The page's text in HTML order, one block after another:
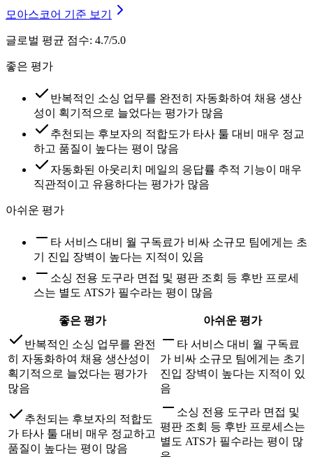
모아스코어 기준 보기
글로벌 평균 점수: 4.7/5.0
좋은 평가
반복적인 소싱 업무를 완전히 자동화하여 채용 생산
성이 획기적으로 늘었다는 평가가 많음
추천되는 후보자의 적합도가 타사 툴 대비 매우 정교
하고 품질이 높다는 평이 많음
자동화된 아웃리치 메일의 응답률 추적 기능이 매우
직관적이고 유용하다는 평가가 많음
아쉬운 평가
타 서비스 대비 월 구독료가 비싸 소규모 팀에게는 초
기 진입 장벽이 높다는 지적이 있음
소싱 전용 도구라 면접 및 평판 조회 등 후반 프로세
스는 별도 ATS가 필수라는 평이 많음
좋은 평가
아쉬운 평가
반복적인 소싱 업무를 완전
히 자동화하여 채용 생산성이
획기적으로 늘었다는 평가가
많음
타 서비스 대비 월 구독료
가 비싸 소규모 팀에게는 초기
진입 장벽이 높다는 지적이 있
음
추천되는 후보자의 적합도
가 타사 툴 대비 매우 정교하고
품질이 높다는 평이 많음
소싱 전용 도구라 면접 및
평판 조회 등 후반 프로세스는
별도 ATS가 필수라는 평이 많